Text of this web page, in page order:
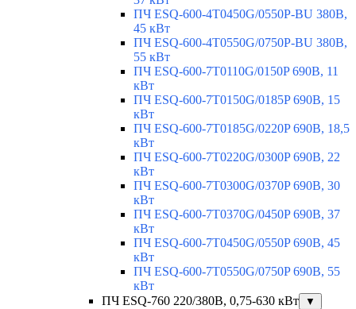
ПЧ ESQ-600-4T0450G/0550P-BU 380В,
45 кВт
ПЧ ESQ-600-4T0550G/0750P-BU 380В,
55 кВт
ПЧ ESQ-600-7T0110G/0150P 690В, 11
кВт
ПЧ ESQ-600-7T0150G/0185P 690В, 15
кВт
ПЧ ESQ-600-7T0185G/0220P 690В, 18,5
кВт
ПЧ ESQ-600-7T0220G/0300P 690В, 22
кВт
ПЧ ESQ-600-7T0300G/0370P 690В, 30
кВт
ПЧ ESQ-600-7T0370G/0450P 690В, 37
кВт
ПЧ ESQ-600-7T0450G/0550P 690В, 45
кВт
ПЧ ESQ-600-7T0550G/0750P 690В, 55
кВт
ПЧ ESQ-760 220/380В, 0,75-630 кВт
▼